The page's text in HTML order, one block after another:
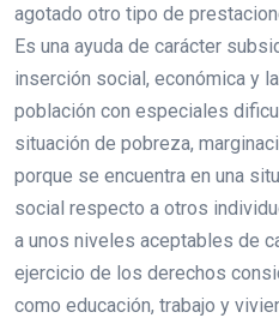
agotado otro tipo de
Es una ayuda de carácter
inserción social, económica y
población con especiales
situación de pobreza,
porque se encuentra en una
social respecto a otros
a unos niveles aceptables de
ejercicio de los derechos
como educación, trabajo y